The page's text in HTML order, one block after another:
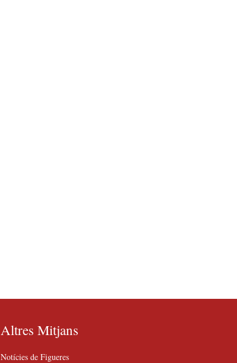
Altres Mitjans
Notícies de Figueres